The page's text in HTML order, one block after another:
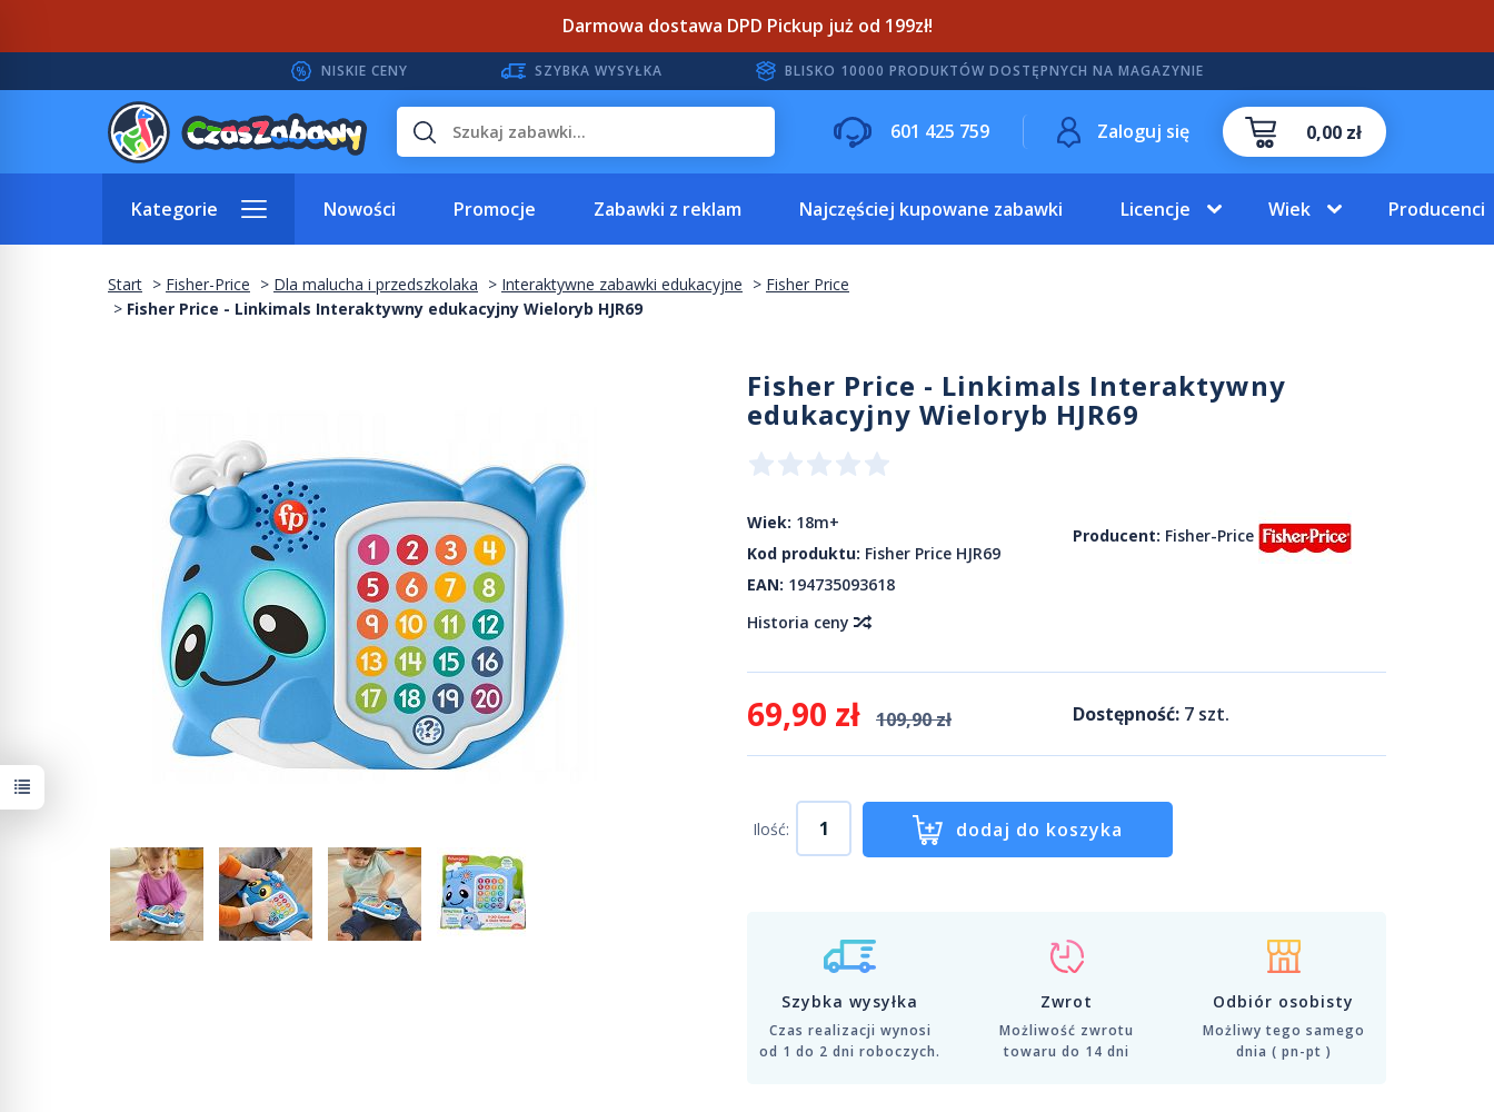
Darmowa dostawa DPD Pickup już od 199zł!
NISKIE CENY SZYBKA WYSYŁKA BLISKO 10000 PRODUKTÓW DOSTĘPNYCH NA MAGAZYNIE
0,00 zł
Zaloguj się
601 425 759
Wyszukaj
Kategorie Nowości Promocje Zabawki z reklam Najczęściej kupowane zabawki Licencje Wiek Producenci
Start Fisher-Price Dla malucha i przedszkolaka Interaktywne zabawki edukacyjne
Fisher Price
Fisher Price - Linkimals Interaktywny edukacyjny Wieloryb HJR69
Fisher Price - Linkimals Interaktywny
edukacyjny Wieloryb HJR69
Wiek: 18m+
Kod produktu: Fisher Price HJR69
EAN: 194735093618
Historia ceny
Producent: Fisher-Price
69,90 zł 109,90 zł Dostępność: 7szt.
Ilość: dodaj do koszyka
Szybka wysyłka
Czas realizacji wynosi
od 1 do 2 dni roboczych.
Zwrot
Możliwość zwrotu
towaru do 14 dni
Odbiór osobisty
Możliwy tego samego
dnia ( pn-pt )